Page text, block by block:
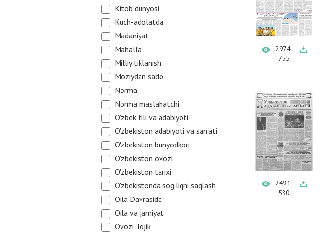
2974
755
2491
580
Kitob dunyosi
Kuch-adolatda
Madaniyat
Mahalla
Milliy tiklanish
Moziydan sado
Norma
Norma maslahatchi
O'zbek tili va adabiyoti
O'zbekiston adabiyoti va san'ati
O'zbekiston bunyodkori
O'zbekiston ovozi
O'zbekiston tarixi
O'zbekistonda sog'liqni saqlash
Oila Davrasida
Oila va jamiyat
Ovozi Tojik